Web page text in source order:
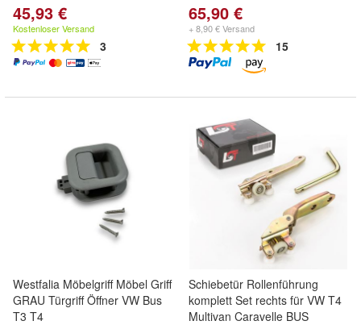
45,93 €
Kostenloser Versand
3
65,90 €
+ 8,90 € Versand
15
Westfalia Möbelgriff Möbel Griff
GRAU Türgriff Öffner VW Bus
T3 T4
Schiebetür Rollenführung
komplett Set rechts für VW T4
Multivan Caravelle BUS